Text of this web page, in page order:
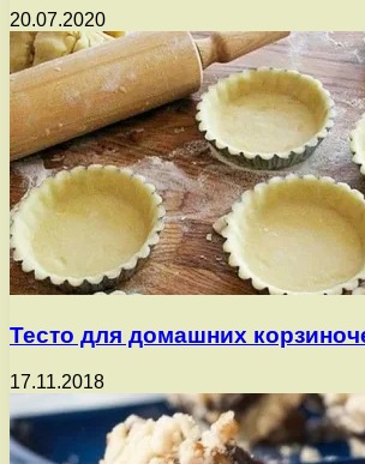
20.07.2020
Тесто для домашних
17.11.2018